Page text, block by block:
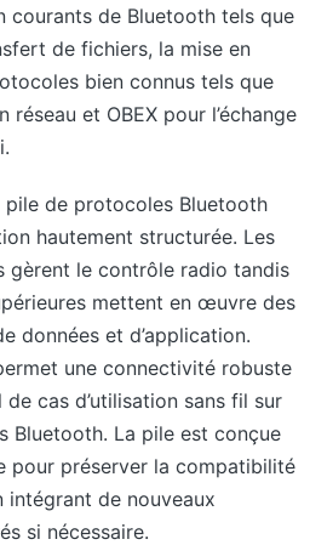
courants de Bluetooth tels que
de fichiers, la mise en
bien connus tels que
réseau et OBEX pour l’échange
pile de protocoles Bluetooth
hautement structurée. Les
gèrent le contrôle radio tandis
mettent en œuvre des
données et d’application.
une connectivité robuste
cas d’utilisation sans fil sur
Bluetooth. La pile est conçue
pour préserver la compatibilité
intégrant de nouveaux
si nécessaire.